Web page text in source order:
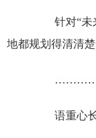
针对“未来
地都规划得清清
语重心长